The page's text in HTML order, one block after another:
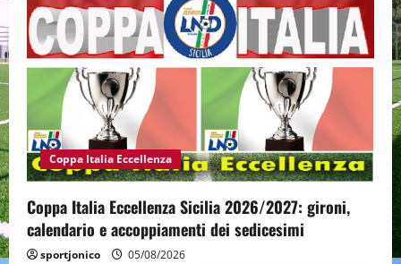
Coppa Italia Eccellenza
Coppa Italia Eccellenza Sicilia 2026/2027: gironi,
calendario e accoppiamenti dei sedicesimi
sportjonico 05/08/2026